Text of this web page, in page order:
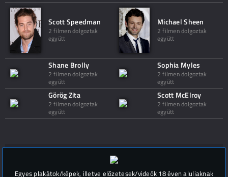
Scott Speedman
2 filmen dolgoztak
együtt
Michael Sheen
2 filmen dolgoztak
együtt
Shane Brolly
2 filmen dolgoztak
együtt
Sophia Myles
2 filmen dolgoztak
együtt
Görög Zita
2 filmen dolgoztak
együtt
Scott McElroy
2 filmen dolgoztak
együtt
Hozzászólások (
Egyes plakátok/képek, illetve előzetesek/videók 18 éven aluliaknak